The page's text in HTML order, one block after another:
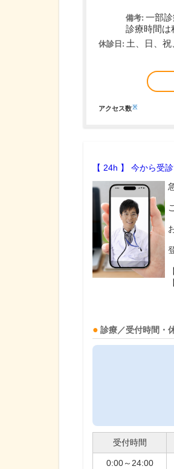
備考: 一部
診療時間は
休診日: 土、日、祝
アクセス数※
【 24h 】 今から受
診療／受付時間・
受付時間
0:00～24:00